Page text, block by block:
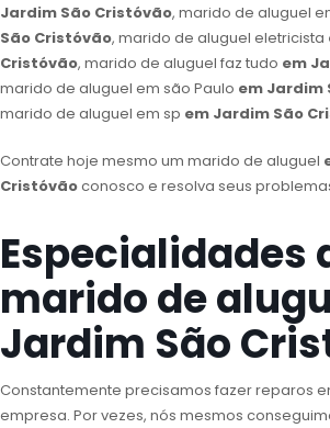
Jardim São Cristóvão, marido de aluguel
São Cristóvão, marido de aluguel eletricista
Cristóvão, marido de aluguel faz tudo em
marido de aluguel em são Paulo em Jardim
marido de aluguel em sp em Jardim São
Contrate hoje mesmo um marido de aluguel
Cristóvãoconosco e resolva seus
Especialidades
marido de
Jardim São
Constantemente precisamos fazer reparos
empresa. Por vezes, nós mesmos